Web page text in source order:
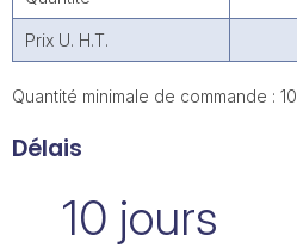
Prix U. H.T.
Quantité minimale de commande : 10
Délais
10 jours